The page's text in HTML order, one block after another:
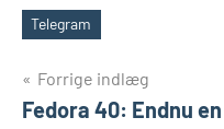
Tags
Telegram
Forrige indlæg
Fedora 40: Endnu